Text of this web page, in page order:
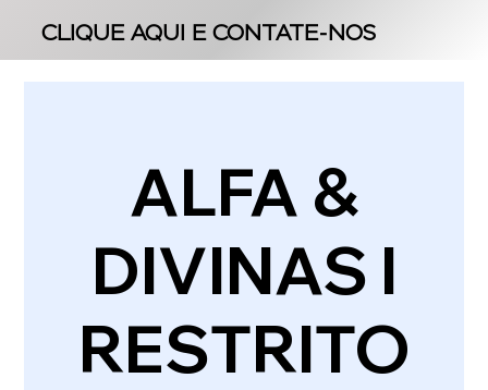
CLIQUE AQUI E CONTATE-NOS
CLIQUE AQUI E CONTATE-NOS
ALFA &
DIVINAS l
RESTRITO